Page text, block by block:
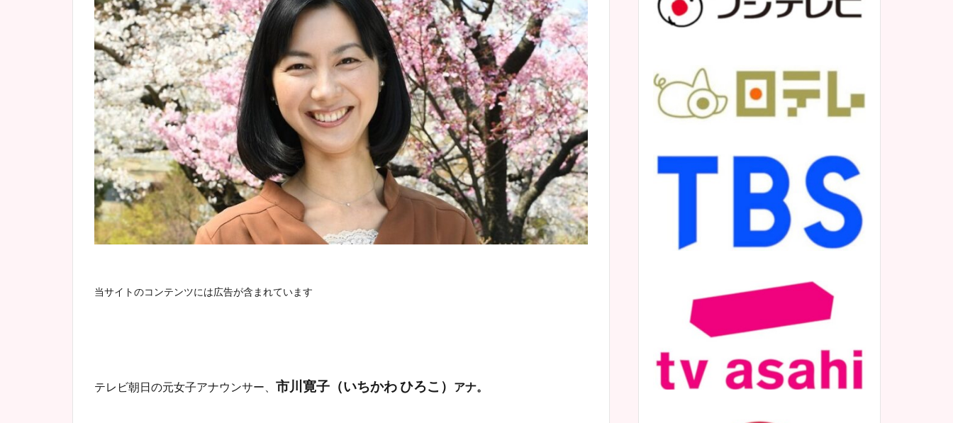
当サイトのコンテンツには広告が含まれています
テレビ朝日の元女子アナウンサー、 市川寛子 （いちかわ ひろこ） アナ。